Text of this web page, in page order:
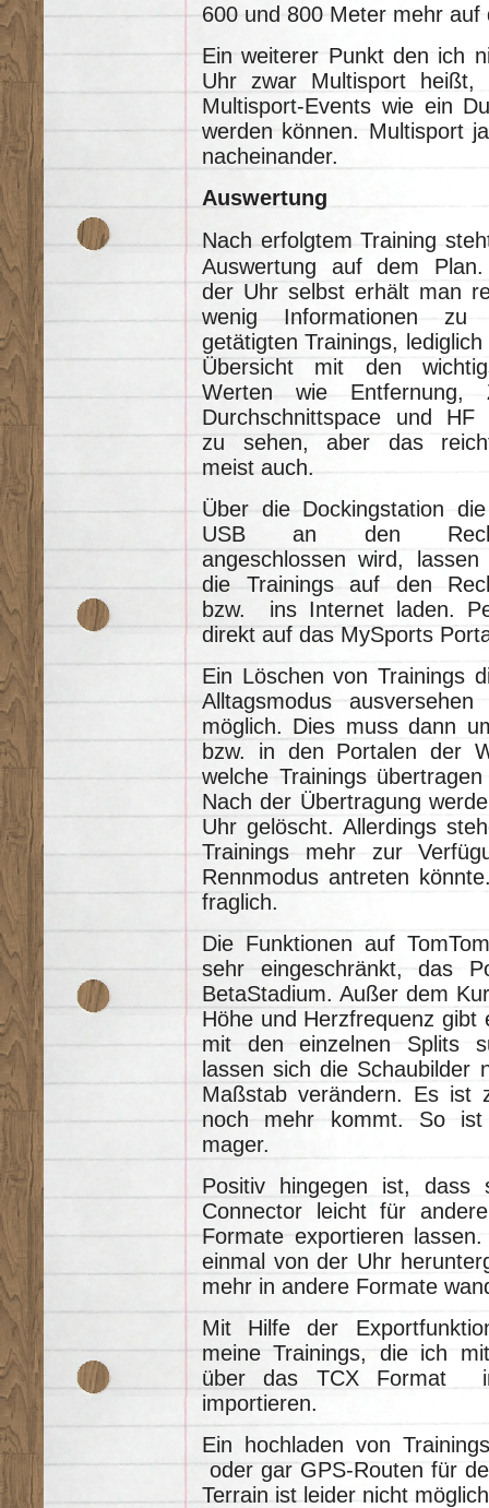
600 und 800 Meter mehr auf
Ein weiterer Punkt den ich
Uhr zwar Multisport heißt,
Multisport-Events wie ein
werden können. Multisport
nacheinander.
Auswertung
Nach erfolgtem Training
Auswertung auf dem
der Uhr selbst erhält man
wenig Informationen zu
getätigten Trainings, lediglich
Übersicht mit den
Werten wie Entfernung,
Durchschnittspace und HF
zu sehen, aber das
meist auch.
Über die Dockingstation
USB an den
angeschlossen wird, lassen
die Trainings auf den
bzw. ins Internet laden.
direkt auf das MySports
Ein Löschen von Trainings
Alltagsmodus
möglich. Dies muss dann
bzw. in den Portalen der
welche Trainings
Nach der Übertragung
Uhr gelöscht. Allerdings
Trainings mehr zur
Rennmodus antreten
fraglich.
Die Funktionen auf
sehr eingeschränkt, das
BetaStadium. Außer dem
Höhe und Herzfrequenz gibt
mit den einzelnen Splits
lassen sich die Schaubilder
Maßstab verändern. Es ist
noch mehr kommt. So
mager.
Positiv hingegen ist, dass
Connector leicht für
Formate exportieren
einmal von der Uhr
mehr in andere Formate
Mit Hilfe der
meine Trainings, die ich
über das TCX Format
importieren.
Ein hochladen von
oder gar GPS-Routen für
Terrain ist leider nicht